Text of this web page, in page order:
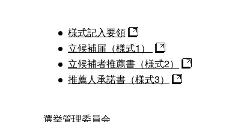
様式記入要領
立候補届（様式1）
立候補者推薦書（様式2）
推薦人承諾書（様式3）
選挙管理委員会